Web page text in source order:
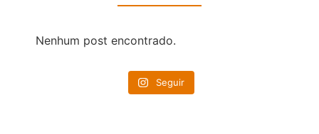
Nenhum post encontrado.
Seguir